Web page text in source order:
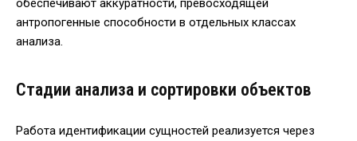
обеспечивают аккуратности, превосходящей
антропогенные способности в отдельных классах
анализа.
Стадии анализа и сортировки объектов
Работа идентификации сущностей реализуется через